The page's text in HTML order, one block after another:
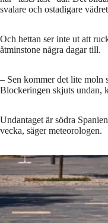
svalare och ostadigare
Och hettan ser inte ut att
åtminstone några dagar till.
– Sen kommer det lite moln
Blockeringen skjuts undan,
Undantaget är södra
vecka, säger meteorologen.